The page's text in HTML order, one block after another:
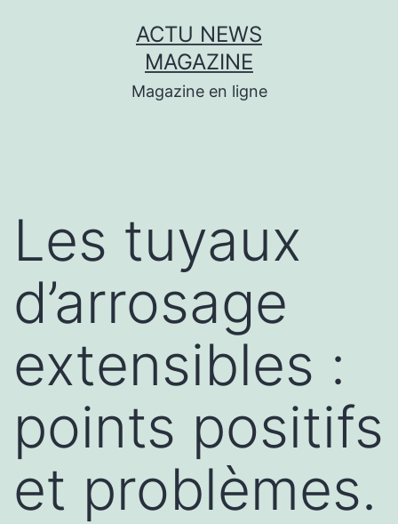
ACTU NEWS
MAGAZINE
Magazine en ligne
Les tuyaux
d’arrosage
extensibles :
points positifs
et problèmes.